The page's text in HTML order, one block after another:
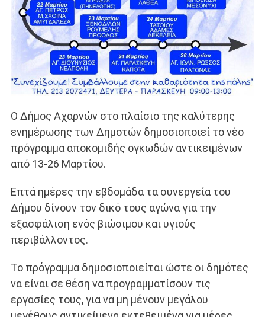
Ο Δήμος Αχαρνών στο πλαίσιο της καλύτερης
ενημέρωσης των Δημοτών δημοσιοποιεί το νέο
πρόγραμμα αποκομιδής ογκωδών αντικειμένων
από 13-26 Μαρτίου.
Επτά ημέρες την εβδομάδα τα συνεργεία του
Δήμου δίνουν τον δικό τους αγώνα για την
εξασφάλιση ενός βιώσιμου και υγιούς
περιβάλλοντος.
Το πρόγραμμα δημοσιοποιείται ώστε οι δημότες
να είναι σε θέση να προγραμματίσουν τις
εργασίες τους, για να μη μένουν μεγάλου